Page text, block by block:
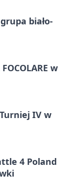
biało-
w
IV w
4 Poland